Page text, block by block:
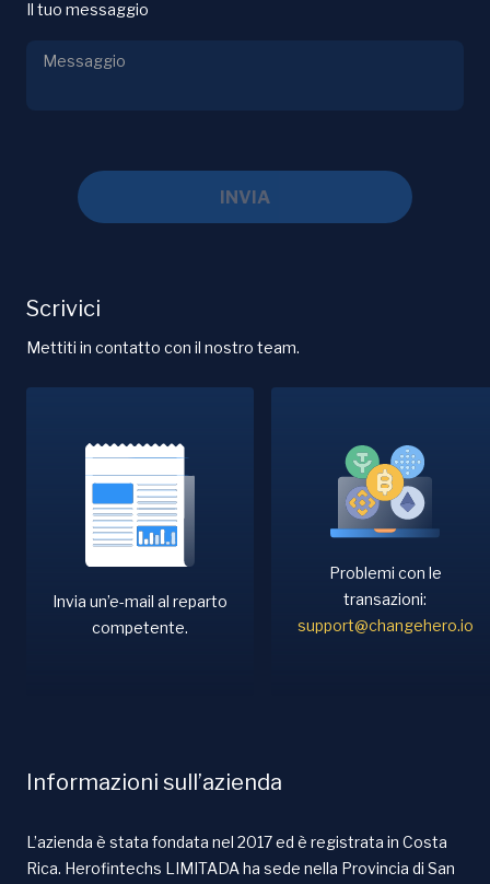
Il tuo messaggio
INVIA
Scrivici
Mettiti in contatto con il nostro team.
Invia un’e-mail al reparto
competente.
Problemi con le
transazioni:
support@changehero.io
Informazioni sull’azienda
L’azienda è stata fondata nel 2017 ed è registrata in Costa
Rica. Herofintechs LIMITADA ha sede nella Provincia di San